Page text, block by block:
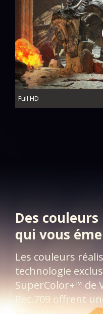
Full HD
Des
qui vous
Les couleurs
technologie
SuperColor+™ de
Rec.709 offrent